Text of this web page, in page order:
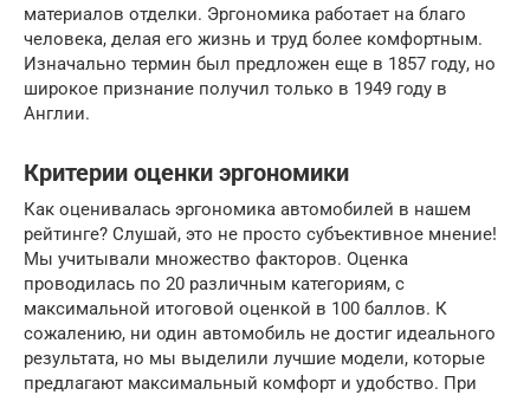
материалов отделки. Эргономика работает на благо
человека, делая его жизнь и труд более комфортным.
Изначально термин был предложен еще в 1857 году, но
широкое признание получил только в 1949 году в
Англии.
Критерии оценки эргономики
Как оценивалась эргономика автомобилей в нашем
рейтинге? Слушай, это не просто субъективное мнение!
Мы учитывали множество факторов. Оценка
проводилась по 20 различным категориям, с
максимальной итоговой оценкой в 100 баллов. К
сожалению, ни один автомобиль не достиг идеального
результата, но мы выделили лучшие модели, которые
предлагают максимальный комфорт и удобство. При